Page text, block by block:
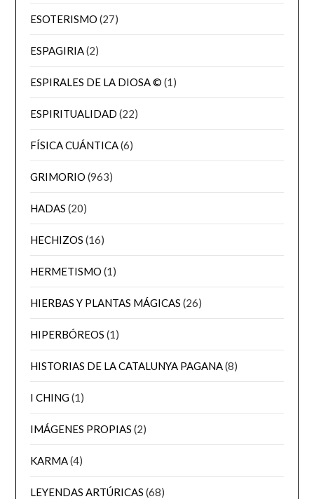
ESOTERISMO (27)
ESPAGIRIA(2)
ESPIRALES DE LA DIOSA © (1)
ESPIRITUALIDAD (22)
FÍSICA CUÁNTICA(6)
GRIMORIO (963)
HADAS (20)
HECHIZOS (16)
HERMETISMO (1)
HIERBAS Y PLANTAS MÁGICAS (26)
HIPERBÓREOS (1)
HISTORIAS DE LA CATALUNYA PAGANA(8)
I CHING(1)
IMÁGENES PROPIAS (2)
KARMA(4)
LEYENDAS ARTÚRICAS (68)